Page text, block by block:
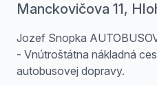
Manckovičova 11,
Jozef Snopka
- Vnútroštátna nákladná
autobusovej dopravy.